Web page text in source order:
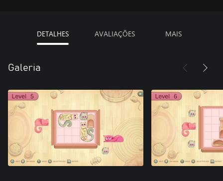
DETALHES AVALIAÇÕES MAIS
Galeria